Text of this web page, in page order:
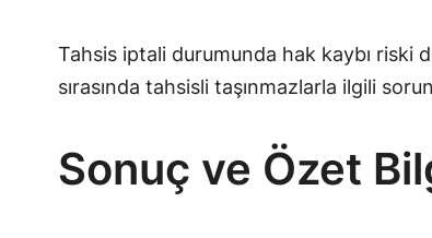
Tahsis iptali durumunda hak kaybı riski
sırasında tahsisli taşınmazlarla ilgili
Sonuç ve Özet